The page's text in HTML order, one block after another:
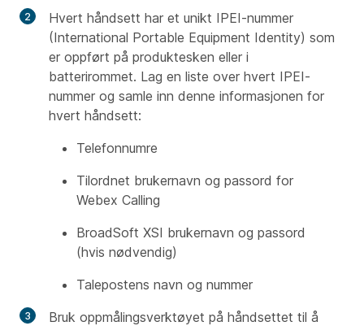
Hvert håndsett har et unikt IPEI-nummer
(International Portable Equipment Identity) som
er oppført på produktesken eller i
batterirommet. Lag en liste over hvert IPEI-
nummer og samle inn denne informasjonen for
hvert håndsett:
Telefonnumre
Tilordnet brukernavn og passord for
Webex Calling
BroadSoft XSI brukernavn og passord
(hvis nødvendig)
Talepostens navn og nummer
Bruk oppmålingsverktøyet på håndsettet til å